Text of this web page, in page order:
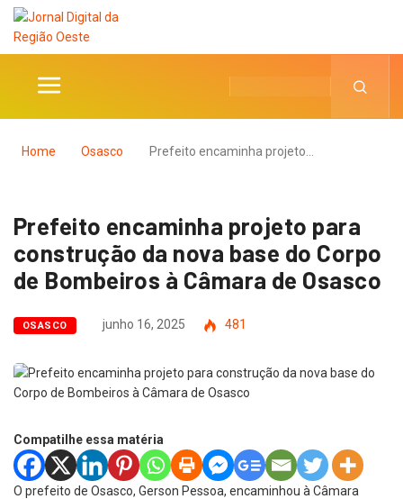
Home Osasco Prefeito encaminha projeto…
Prefeito encaminha projeto para
construção da nova base do Corpo
de Bombeiros à Câmara de Osasco
OSASCO junho 16, 2025 481
Compatilhe essa matéria
O prefeito de Osasco, Gerson Pessoa, encaminhou à Câmara